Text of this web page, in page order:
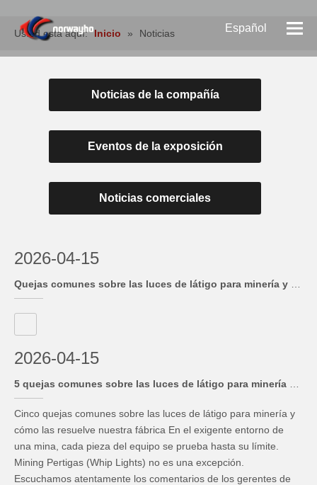
Español
Usted está aquí: Inicio » Noticias
Noticias de la compañía
Eventos de la exposición
Noticias comerciales
2026-04-15
2026-04-15
Cinco quejas comunes sobre las luces de látigo para minería y
cómo las resuelve nuestra fábrica En el exigente entorno de
una mina, cada pieza del equipo se prueba hasta su límite.
Mining Pertigas (Whip Lights) no es una excepción.
Escuchamos atentamente los comentarios de los gerentes de